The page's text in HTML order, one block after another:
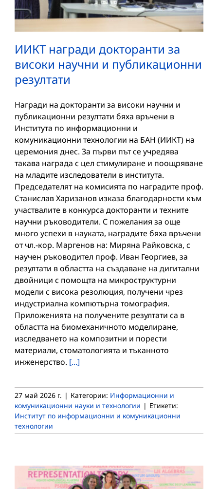
ИИКТ награди докторанти за
високи научни и публикационни
резултати
Награди на докторанти за високи научни и
публикационни резултати бяха връчени в
Института по информационни и
комуникационни технологии на БАН (ИИКТ) на
церемония днес. За първи път се учредява
такава награда с цел стимулиране и поощряване
на младите изследователи в института.
Председателят на комисията по наградите проф.
Станислав Харизанов изказа благодарности към
участвалите в конкурса докторанти и техните
научни ръководители. С пожелания за още
много успехи в науката, наградите бяха връчени
от чл.-кор. Маргенов на: Миряна Райковска, с
научен ръководител проф. Иван Георгиев, за
резултати в областта на създаване на дигитални
двойници с помощта на микроструктурни
модели с висока резолюция, получени чрез
индустриална компютърна томография.
Приложенията на получените резултати са в
областта на биомеханичното моделиране,
изследването на композитни и порести
материали, стоматологията и тъканното
инженерство. [...]
27 май 2026 г. | Категории: Информационни и
комуникационни науки и технологии | Етикети:
Институт по информационни и комуникационни
технологии